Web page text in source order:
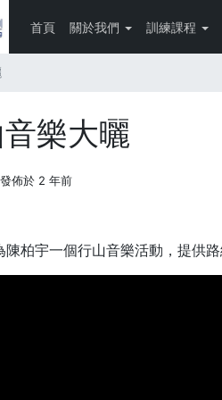
首頁 關於我們 訓練課程
樂大曬
發佈於 2 年前
柏宇一個行山音樂活動，提供路